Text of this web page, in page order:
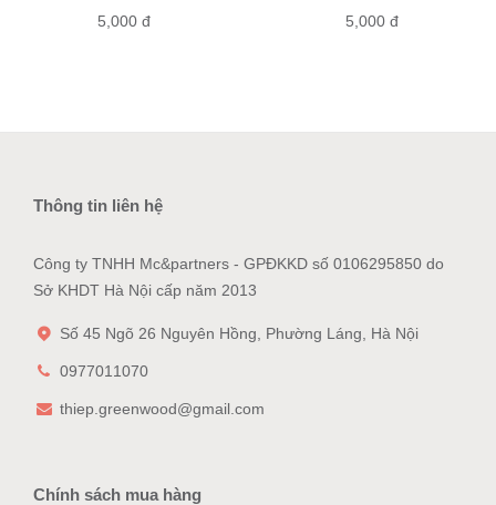
5,000 đ
5,000 đ
Thông tin liên hệ
Công ty TNHH Mc&partners - GPĐKKD số 0106295850 do
Sở KHDT Hà Nội cấp năm 2013
Số 45 Ngõ 26 Nguyên Hồng, Phường Láng, Hà Nội
0977011070
thiep.greenwood@gmail.com
Chính sách mua hàng